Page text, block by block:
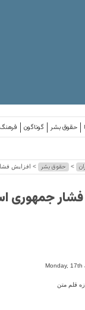
گوناگون حقوق بشر
> حقوق بشر > افزایش
جمهوری
Monday, 17th
قلم متن